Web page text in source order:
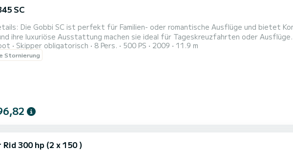
SC
Komfort und Sicherheit. Ihr geräumiges
luxuriöse Ausstattung machen sie ideal für Tageskreuzfahrten oder Ausflüge. Kabinen: Eine Master-Doppelkabine
Komfortabel mit ausziehbarem Tisch. Küche: Ausgestattet mit Mikrowelle, Herd, Kühlschrank
Skipper obligatorisch 8 Pers. 500 PS 2009 11.9 m
Stornierung
Rid 300 hp (2 x 150 )